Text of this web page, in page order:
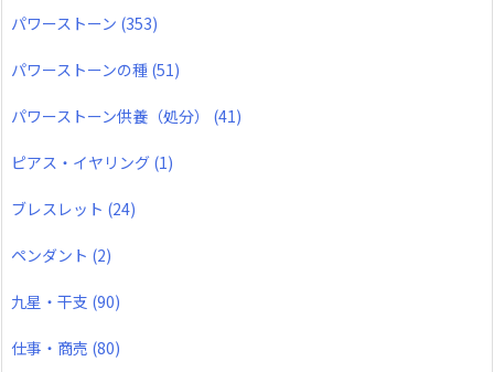
パワーストーン (353)
パワーストーンの種 (51)
パワーストーン供養（処分） (41)
ピアス・イヤリング (1)
ブレスレット (24)
ペンダント (2)
九星・干支 (90)
仕事・商売 (80)